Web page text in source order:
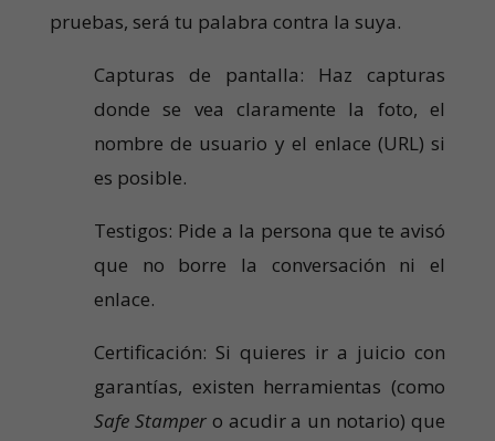
pruebas, será tu palabra contra la suya.
Capturas de pantalla: Haz capturas
donde se vea claramente la foto, el
nombre de usuario y el enlace (URL) si
es posible.
Testigos: Pide a la persona que te avisó
que no borre la conversación ni el
enlace.
Certificación: Si quieres ir a juicio con
garantías, existen herramientas (como
Safe Stampero acudir a un notario) que